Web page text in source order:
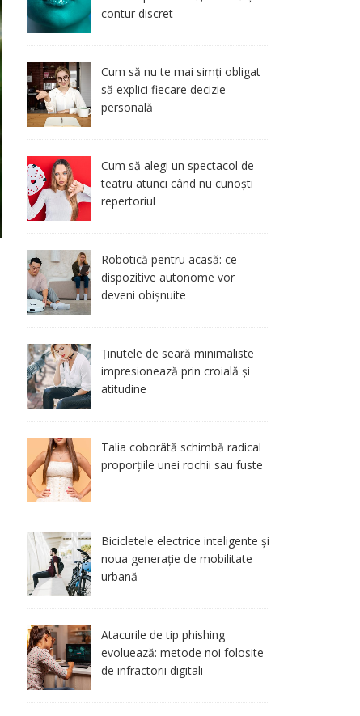
contur discret
Cum să nu te mai simți obligat
să explici fiecare decizie
personală
Cum să alegi un spectacol de
teatru atunci când nu cunoști
repertoriul
Robotică pentru acasă: ce
dispozitive autonome vor
deveni obișnuite
Ținutele de seară minimaliste
impresionează prin croială și
atitudine
Talia coborâtă schimbă radical
proporțiile unei rochii sau fuste
Bicicletele electrice inteligente și
noua generație de mobilitate
urbană
Atacurile de tip phishing
evoluează: metode noi folosite
de infractorii digitali